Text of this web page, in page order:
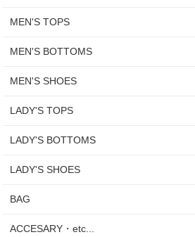
MEN'S TOPS
MEN'S BOTTOMS
MEN'S SHOES
LADY'S TOPS
LADY'S BOTTOMS
LADY'S SHOES
BAG
ACCESARY・etc...